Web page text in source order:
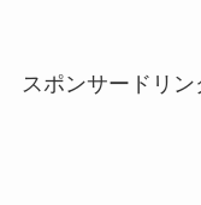
スポンサードリン